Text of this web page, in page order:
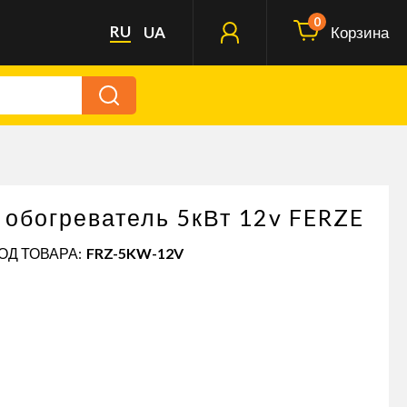
RU UA
0
Корзина
5кВт 12v FERZE
ТОВАРА: FRZ-5KW-12V